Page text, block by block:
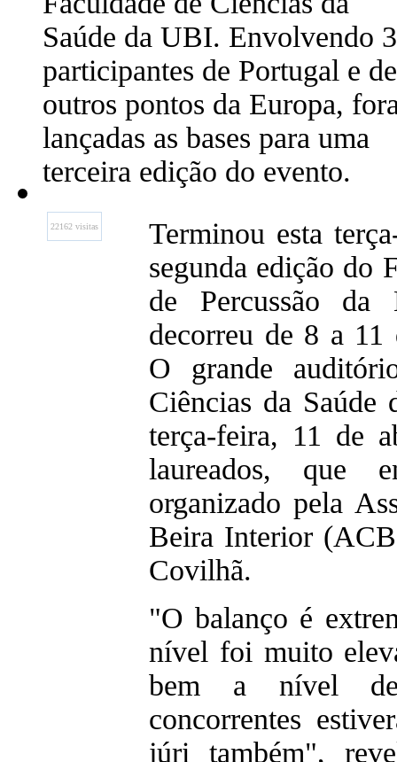
Saúde da UBI. Envolvendo
participantes de Portugal e de
outros pontos da Europa,
lançadas as bases para uma
terceira edição do evento.
22162 visitas
Terminou esta
segunda edição do
de Percussão da
decorreu de 8 a
O grande
Ciências da Saúde
terça-feira, 11 de
laureados, que
organizado pela
Beira Interior
Covilhã.
"O balanço é
nível foi muito
bem a nível de
concorrentes
júri também",